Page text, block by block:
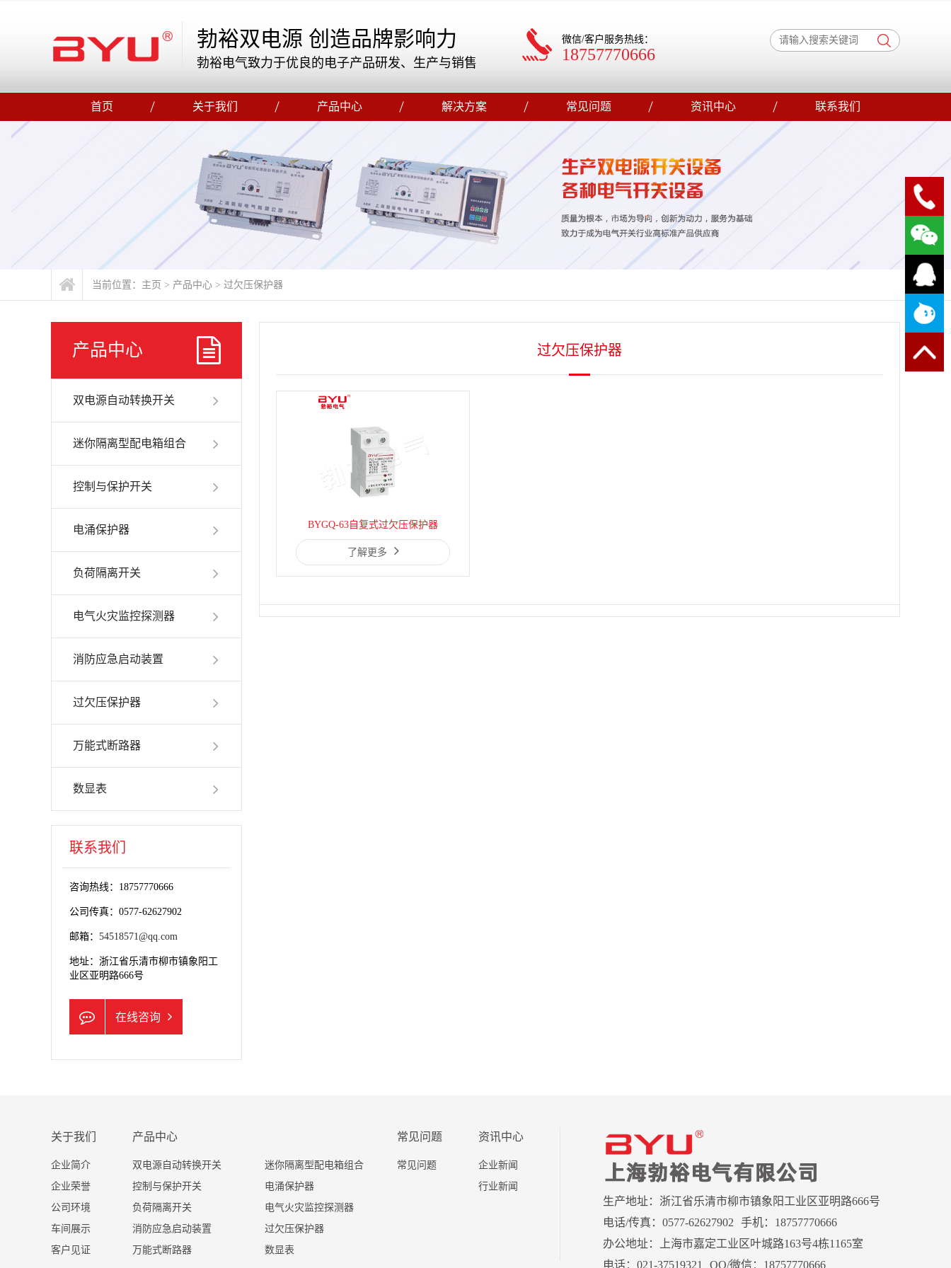
勃裕双电源 创造品牌影响力
勃裕电气致力于优良的电子产品研发、生产与销售
微信/客户服务热线：
18757770666
首页 关于我们 产品中心 解决方案 常见问题 资讯中心 联系我们
当前位置： 主页 > 产品中心 > 过欠压保护器
产品中心
双电源自动转换开关
迷你隔离型配电箱组合
控制与保护开关
电涌保护器
负荷隔离开关
电气火灾监控探测器
消防应急启动装置
过欠压保护器
万能式断路器
数显表
联系我们
咨询热线：18757770666
公司传真：0577-62627902
邮箱： 54518571@qq.com
地址：浙江省乐清市柳市镇象阳工
业区亚明路666号
在线咨询
过欠压保护器
BYGQ-63自复式过欠压保护器
了解更多
关于我们
企业简介
企业荣誉
公司环境
车间展示
客户见证
产品中心
双电源自动转换开关
迷你隔离型配电箱组合
控制与保护开关
电涌保护器
负荷隔离开关
电气火灾监控探测器
消防应急启动装置
过欠压保护器
万能式断路器
数显表
常见问题
常见问题
资讯中心
企业新闻
行业新闻
生产地址：浙江省乐清市柳市镇象阳工业区亚明路666号
电话/传真：0577-62627902
手机：18757770666
办公地址：上海市嘉定工业区叶城路163号4栋1165室
电话：021-37519321
QQ/微信：18757770666